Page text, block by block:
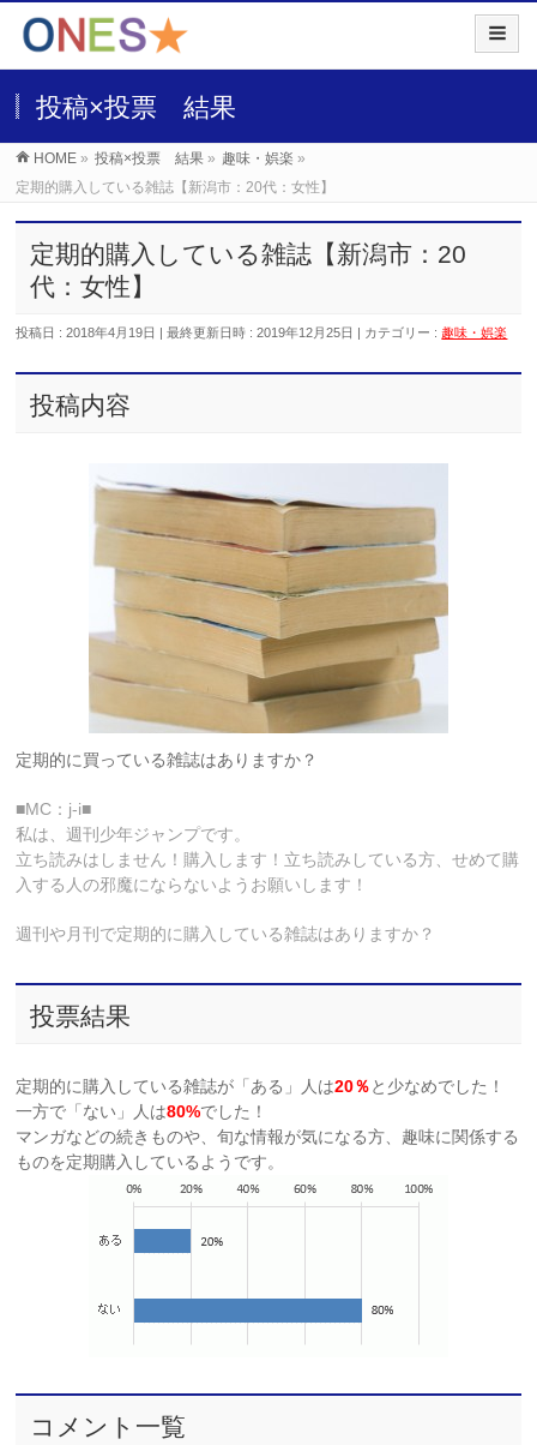
投稿×投票 結果
HOME » 投稿×投票 結果 » 趣味・娯楽 »
定期的購入している雑誌【新潟市：20代：女性】
定期的購入している雑誌【新潟市：20
代：女性】
投稿日 : 2018年4月19日 最終更新日時 : 2019年12月25日 カテゴリー :趣味・娯楽
投稿内容
定期的に買っている雑誌はありますか？
■MC：j-i■
私は、週刊少年ジャンプです。
立ち読みはしません！購入します！立ち読みしている方、せめて購
入する人の邪魔にならないようお願いします！
週刊や月刊で定期的に購入している雑誌はありますか？
投票結果
定期的に購入している雑誌が「ある」人は20％と少なめでした！
一方で「ない」人は80%でした！
マンガなどの続きものや、旬な情報が気になる方、趣味に関係する
ものを定期購入しているようです。
コメント一覧